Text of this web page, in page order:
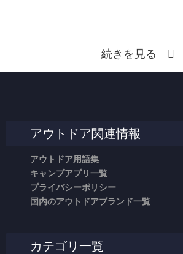
続きを見る
アウトドア関連情報
アウトドア用語集
キャンプアプリ一覧
プライバシーポリシー
国内のアウトドアブランド一覧
カテゴリ一覧